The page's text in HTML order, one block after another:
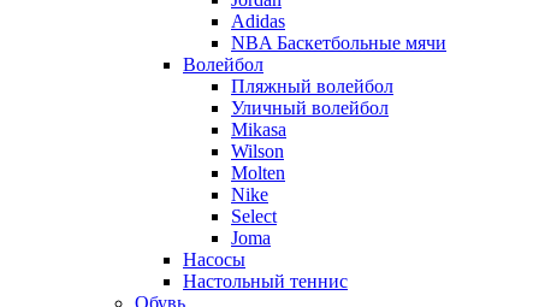
Adidas
NBA Баскетбольные мячи
Волейбол
Пляжный волейбол
Уличный волейбол
Mikasa
Wilson
Molten
Nike
Select
Joma
Насосы
Настольный теннис